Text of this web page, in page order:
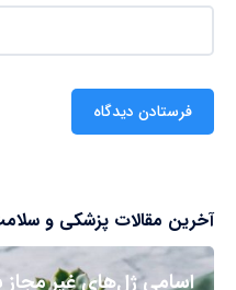
آخرین مقالات پزشکی و
اسامی ژل‌های غیر